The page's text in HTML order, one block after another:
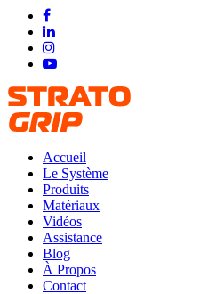
Accueil
Le Système
Produits
Matériaux
Vidéos
Assistance
Blog
À Propos
Contact